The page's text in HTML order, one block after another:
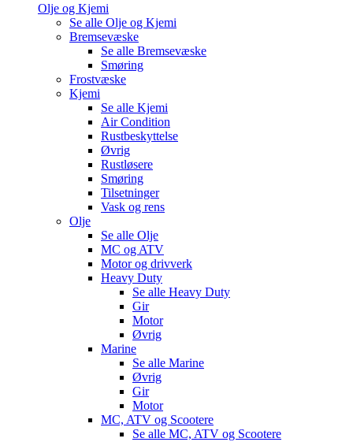
Olje og Kjemi
Se alle Olje og Kjemi
Bremsevæske
Se alle Bremsevæske
Smøring
Frostvæske
Kjemi
Se alle Kjemi
Air Condition
Rustbeskyttelse
Øvrig
Rustløsere
Smøring
Tilsetninger
Vask og rens
Olje
Se alle Olje
MC og ATV
Motor og drivverk
Heavy Duty
Se alle Heavy Duty
Gir
Motor
Øvrig
Marine
Se alle Marine
Øvrig
Gir
Motor
MC, ATV og Scootere
Se alle MC, ATV og Scootere